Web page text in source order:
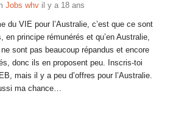
Jobs whv il y a 18 ans
du VIE pour l’Australie, c’est que ce sont
en principe rémunérés et qu’en Australie,
sont pas beaucoup répandus et encore
donc ils en proposent peu. Inscris-toi
mais il y a peu d’offres pour l’Australie.
ma chance…